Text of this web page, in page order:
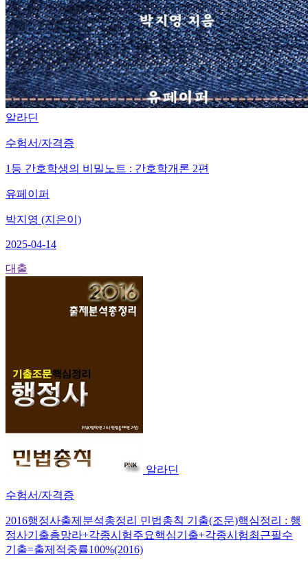
알라딘
수험서/자격증
1등 간호학생의 비밀노트 : 간호학개론 2편
유페이퍼
박지영 (지은이)
2025-04-14
대출
알라딘
수험서/자격증
2016행정사출제분석총정리 민법총칙 기출(조문)핵심정리 : 행
정사기출총망라+각종시험주요핵심기출+각종시험최근필수
기출=출제적중률100%(2016)